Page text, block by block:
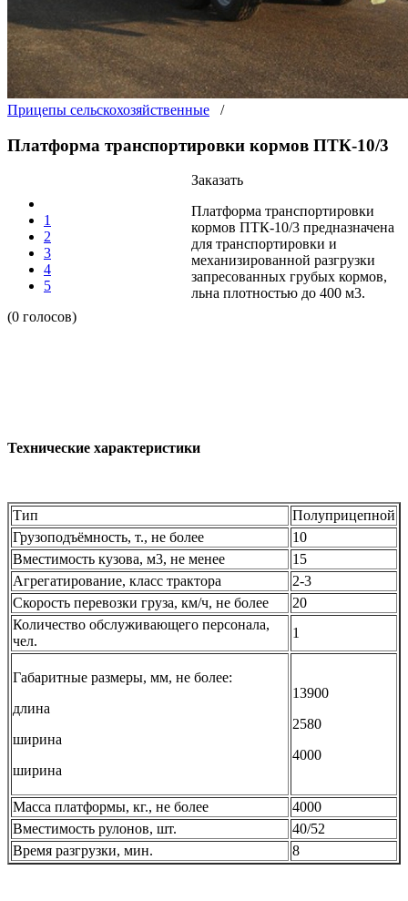
Прицепы сельскохозяйственные /
Платформа транспортировки кормов ПТК-10/3
1
2
3
4
5
(0 голосов)
Заказать
Платформа транспортировки
кормов ПТК-10/3 предназначена
для транспортировки и
механизированной разгрузки
запресованных грубых кормов,
льна плотностью до 400 м3.
Технические характеристики
Тип
Полуприцепной
Грузоподъёмность, т., не более
10
Вместимость кузова, м3, не менее
15
Агрегатирование, класс трактора
2-3
Скорость перевозки груза, км/ч, не более
20
Количество обслуживающего персонала,
чел.
1
Габаритные размеры, мм, не более:
длина
ширина
ширина
13900
2580
4000
Масса платформы, кг., не более
4000
Вместимость рулонов, шт.
40/52
Время разгрузки, мин.
8